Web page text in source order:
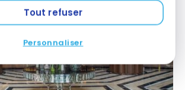
Tout refuser
Personnaliser